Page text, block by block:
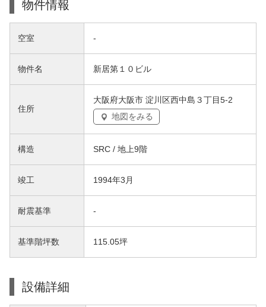
物件情報
空室 -
物件名 新居第１０ビル
住所
大阪府大阪市 淀川区西中島３丁目5-2
地図をみる
構造 SRC / 地上9階
竣工 1994年3月
耐震基準 -
基準階坪数 115.05坪
設備詳細